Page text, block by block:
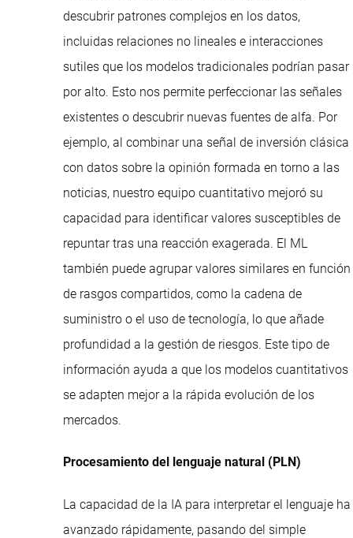
descubrir patrones complejos en los datos,
incluidas relaciones no lineales e interacciones
sutiles que los modelos tradicionales podrían pasar
por alto. Esto nos permite perfeccionar las señales
existentes o descubrir nuevas fuentes de alfa. Por
ejemplo, al combinar una señal de inversión clásica
con datos sobre la opinión formada en torno a las
noticias, nuestro equipo cuantitativo mejoró su
capacidad para identificar valores susceptibles de
repuntar tras una reacción exagerada. El ML
también puede agrupar valores similares en función
de rasgos compartidos, como la cadena de
suministro o el uso de tecnología, lo que añade
profundidad a la gestión de riesgos. Este tipo de
información ayuda a que los modelos cuantitativos
se adapten mejor a la rápida evolución de los
mercados.
Procesamiento del lenguaje natural (PLN)
La capacidad de la IA para interpretar el lenguaje ha
avanzado rápidamente, pasando del simple